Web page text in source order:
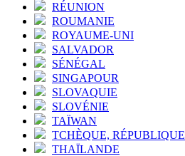
RÉUNION
ROUMANIE
ROYAUME-UNI
SALVADOR
SÉNÉGAL
SINGAPOUR
SLOVAQUIE
SLOVÉNIE
TAÏWAN
TCHÈQUE, RÉPUBLIQUE
THAÏLANDE